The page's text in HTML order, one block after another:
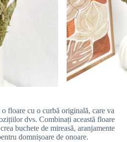
o floare cu o curbă originală, care va
dvs. Combinați această floare
buchete de mireasă, aranjamente
domnișoare de onoare.